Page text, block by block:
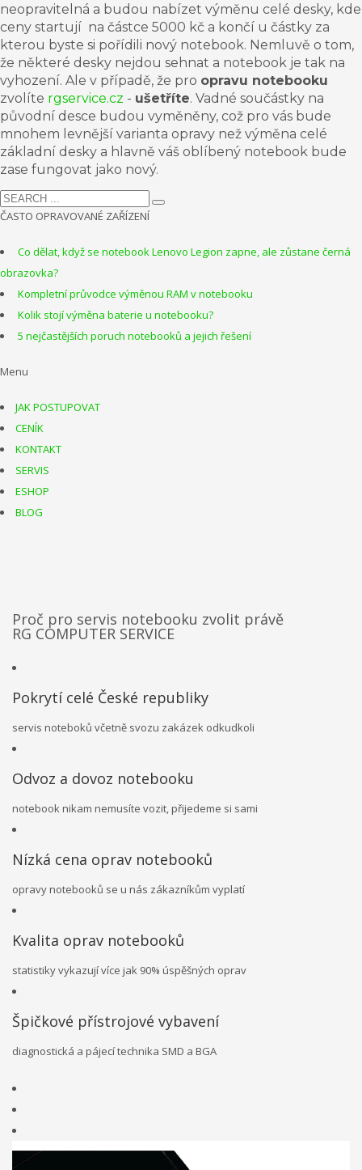
neopravitelná a budou nabízet výměnu celé desky, kde
ceny startují na částce 5000 kč a končí u částky za
kterou byste si pořídili nový notebook. Nemluvě o tom,
že některé desky nejdou sehnat a notebook je tak na
vyhození. Ale v případě, že pro opravu notebooku
zvolíte rgservice.cz - ušetříte. Vadné součástky na
původní desce budou vyměněny, což pro vás bude
mnohem levnější varianta opravy než výměna celé
základní desky a hlavně váš oblíbený notebook bude
zase fungovat jako nový.
ČASTO OPRAVOVANÉ ZAŘÍZENÍ
Co dělat, když se notebook Lenovo Legion zapne, ale zůstane černá
obrazovka?
Kompletní průvodce výměnou RAM v notebooku
Kolik stojí výměna baterie u notebooku?
5 nejčastějších poruch notebooků a jejich řešení
Menu
JAK POSTUPOVAT
CENÍK
KONTAKT
SERVIS
ESHOP
BLOG
Proč pro servis notebooku zvolit právě
RG COMPUTER SERVICE
Pokrytí celé České republiky
servis noteboků včetně svozu zakázek odkudkoli
Odvoz a dovoz notebooku
notebook nikam nemusíte vozit, přijedeme si sami
Nízká cena oprav notebooků
opravy notebooků se u nás zákazníkům vyplatí
Kvalita oprav notebooků
statistiky vykazují více jak 90% úspěšných oprav
Špičkové přístrojové vybavení
diagnostická a pájecí technika SMD a BGA